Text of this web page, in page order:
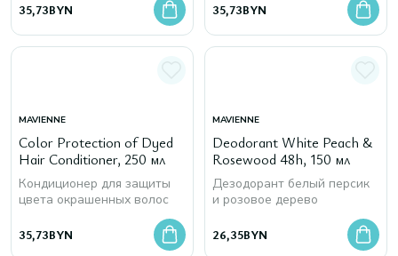
35,73BYN
35,73BYN
MAVIENNE
Color Protection of Dyed
Hair Conditioner, 250 мл
Кондиционер для защиты
цвета окрашенных волос
35,73BYN
MAVIENNE
Deodorant White Peach &
Rosewood 48h, 150 мл
Дезодорант белый персик
и розовое дерево
26,35BYN